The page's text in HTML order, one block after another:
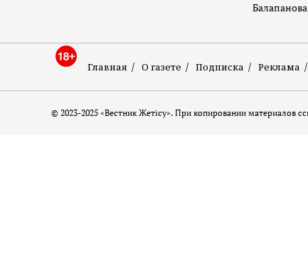
Главная О газете Подписка Реклама
© 2023-2025 «Вестник Жетісу». При копировании материалов